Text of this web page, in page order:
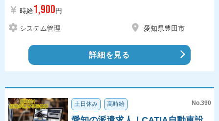
時給1,900円
システム管理 愛知県豊田市
詳細を見る
土日休み 高時給 No.390